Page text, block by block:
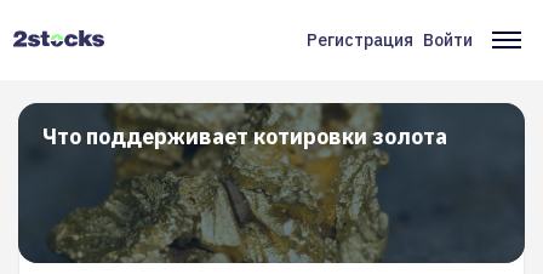
Меню
учётной
записи
пользователя
Регистрация Войти
Что поддерживает котировки золота